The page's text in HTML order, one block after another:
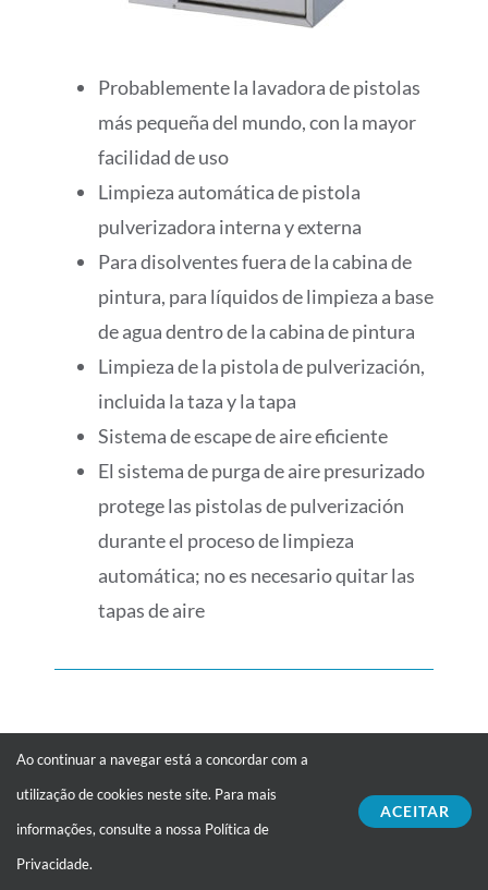
Probablemente la lavadora de pistolas
más pequeña del mundo, con la mayor
facilidad de uso
Limpieza automática de pistola
pulverizadora interna y externa
Para disolventes fuera de la cabina de
pintura, para líquidos de limpieza a base
de agua dentro de la cabina de pintura
Limpieza de la pistola de pulverización,
incluida la taza y la tapa
Sistema de escape de aire eficiente
El sistema de purga de aire presurizado
protege las pistolas de pulverización
durante el proceso de limpieza
automática; no es necesario quitar las
tapas de aire
Serie Industria
Ao continuar a navegar está a concordar com a
utilização de cookies neste site. Para mais
informações, consulte a nossa Política de
Privacidade.
ACEITAR